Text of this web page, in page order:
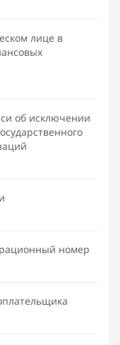
лице в
об исключении
номер